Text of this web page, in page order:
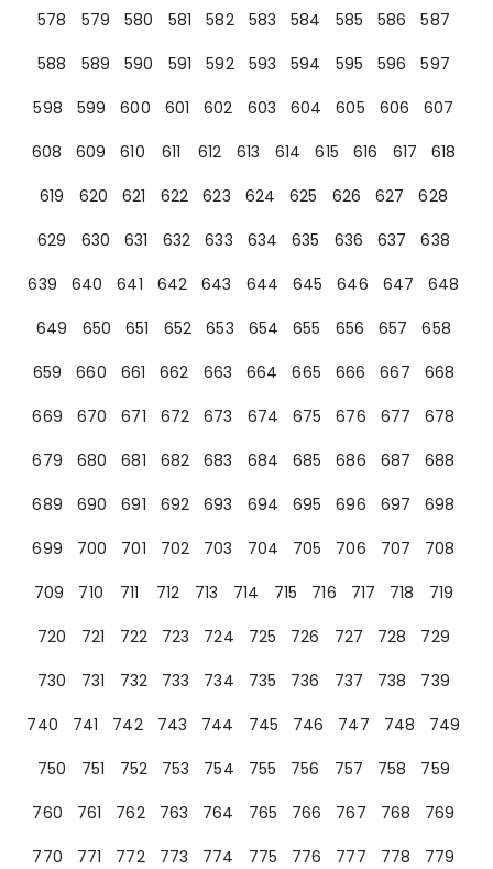
578
579 580 581 582 583 584 585 586
587
588
589 590 591 592 593 594 595 596
597
598
599 600 601 602 603 604 605 606
607
608
609 610 611 612 613 614 615 616 617
618
619
620 621 622 623 624 625 626 627
628
629
630 631 632 633 634 635 636 637
638
639
640 641 642 643 644 645 646 647
648
649
650 651 652 653 654 655 656 657
658
659
660 661 662 663 664 665 666 667
668
669
670 671 672 673 674 675 676 677
678
679
680 681 682 683 684 685 686 687
688
689
690 691 692 693 694 695 696 697
698
699
700 701 702 703 704 705 706 707
708
709
710 711 712 713 714 715 716 717 718
719
720
721 722 723 724 725 726 727 728
729
730
731 732 733 734 735 736 737 738
739
740
741 742 743 744 745 746 747 748
749
750
751 752 753 754 755 756 757 758
759
760
761 762 763 764 765 766 767 768
769
770
771 772 773 774 775 776 777 778
779